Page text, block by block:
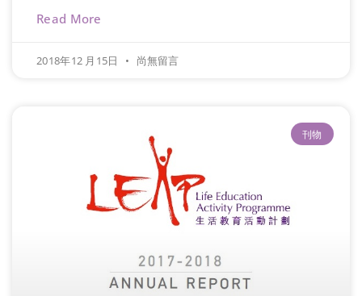
Read More
2018年12 月15日 尚無留言
刊物